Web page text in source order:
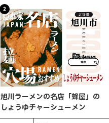
2
旭川ラーメンの名店「蜂屋」の
しょうゆチャーシューメン